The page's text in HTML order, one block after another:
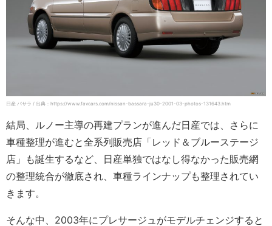
日産 バサラ / 出典：https://www.favcars.com/nissan-bassara-ju30-2001-03-photos-131643.htm
結局、ルノー主導の再建プランが進んだ日産では、さらに
車種整理が進むと全系列販売店「レッド＆ブルーステージ
店」も誕生するなど、日産単独ではなし得なかった販売網
の整理統合が徹底され、車種ラインナップも整理されてい
きます。
そんな中、2003年にプレサージュがモデルチェンジすると